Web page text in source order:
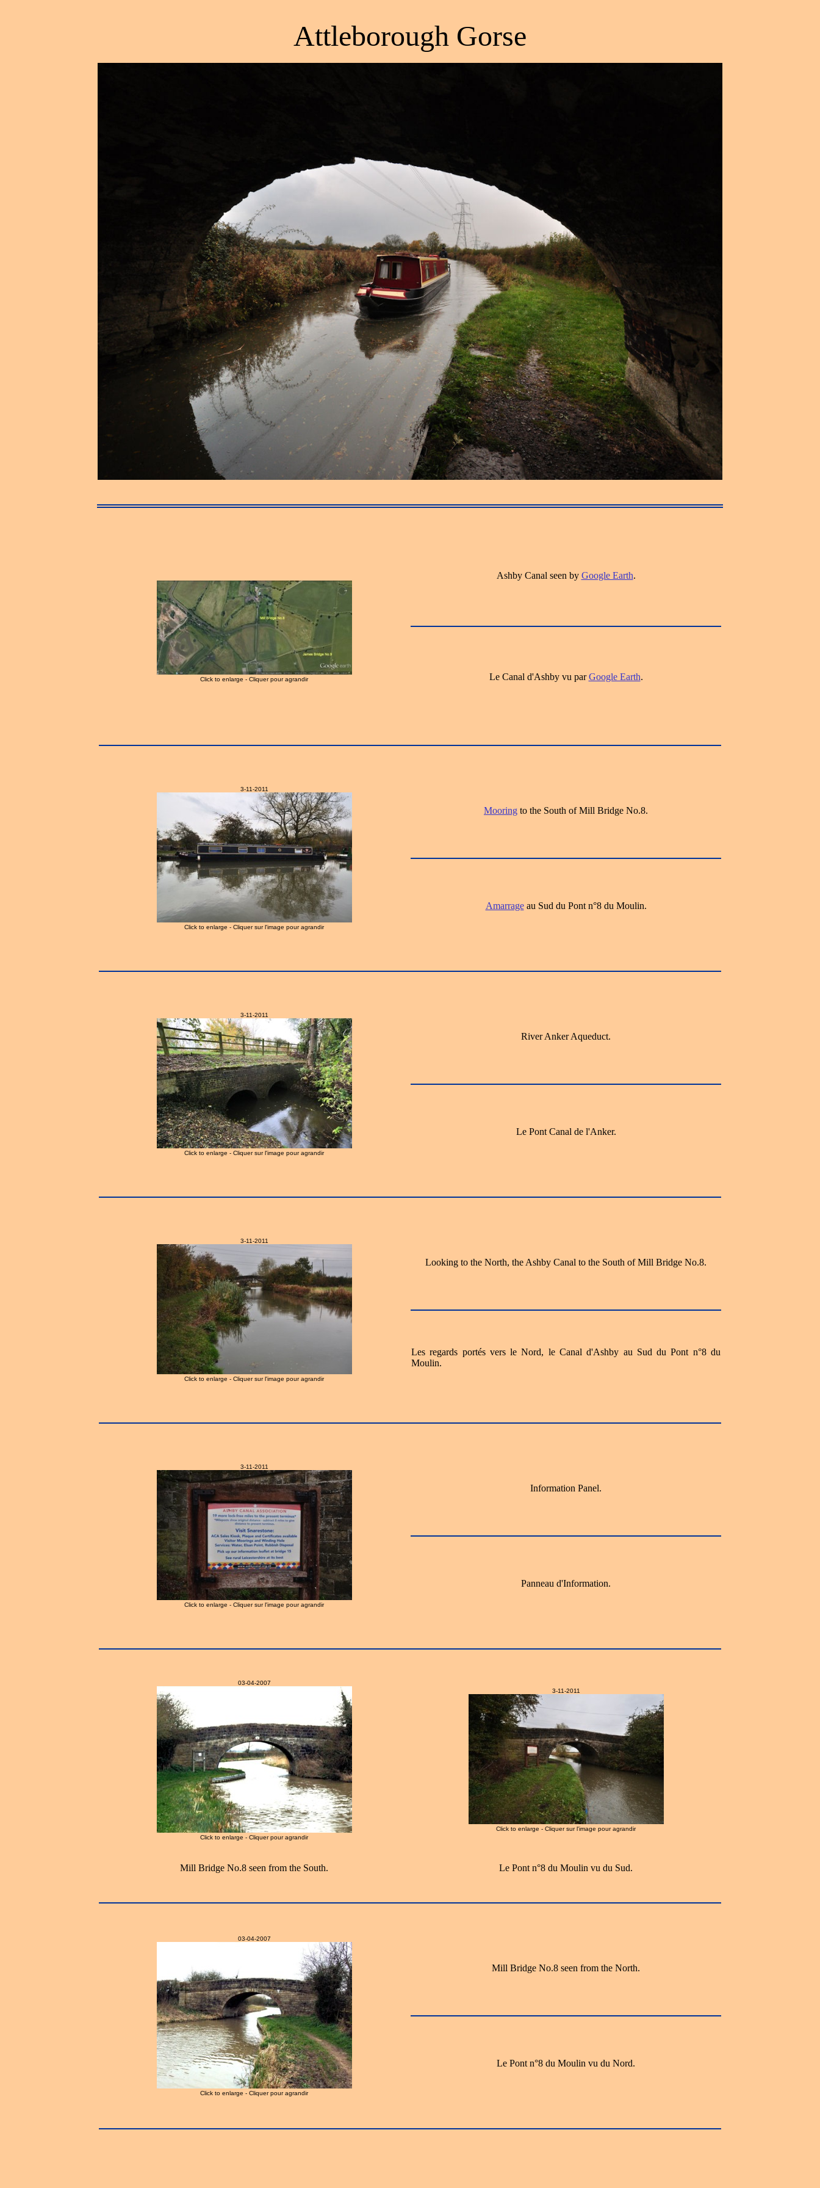
Attleborough Gorse
Click to enlarge - Cliquer pour agrandir
Ashby Canal seen by Google Earth.
Le Canal d'Ashby vu parGoogle Earth.
3-11-2011
Click to enlarge - Cliquer sur l'image pour agrandir
Mooring to the South of Mill Bridge No.8.
Amarrageau Sud du Pont n°8 du Moulin.
3-11-2011
Click to enlarge - Cliquer sur l'image pour agrandir
River Anker Aqueduct.
Le Pont Canal de l'Anker.
3-11-2011
Click to enlarge - Cliquer sur l'image pour agrandir
Looking to the North, the Ashby Canal to the South of Mill Bridge No.8.
Les regards portés vers le Nord, le Canal d'Ashby au Sud du Pont n°8 du
Moulin.
3-11-2011
Click to enlarge - Cliquer sur l'image pour agrandir
Information Panel.
Panneau d'Information.
03-04-2007
Click to enlarge - Cliquer pour agrandir
3-11-2011
Click to enlarge - Cliquer sur l'image pour agrandir
Mill Bridge No.8 seen from the South. Le Pont n°8 du Moulin vu du Sud.
03-04-2007
Click to enlarge - Cliquer pour agrandir
Mill Bridge No.8 seen from the North.
Le Pont n°8 du Moulin vu du Nord.